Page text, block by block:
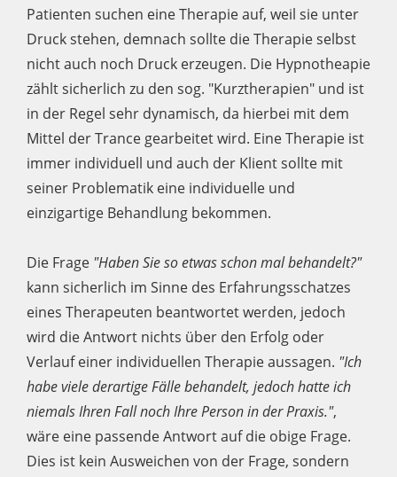
Patienten suchen eine Therapie auf, weil sie unter
Druck stehen, demnach sollte die Therapie selbst
nicht auch noch Druck erzeugen. Die Hypnotheapie
zählt sicherlich zu den sog. "Kurztherapien" und ist
in der Regel sehr dynamisch, da hierbei mit dem
Mittel der Trance gearbeitet wird. Eine Therapie ist
immer individuell und auch der Klient sollte mit
seiner Problematik eine individuelle und
einzigartige Behandlung bekommen.
Die Frage "Haben Sie so etwas schon mal behandelt?"
kann sicherlich im Sinne des Erfahrungsschatzes
eines Therapeuten beantwortet werden, jedoch
wird die Antwort nichts über den Erfolg oder
Verlauf einer individuellen Therapie aussagen. "Ich
habe viele derartige Fälle behandelt, jedoch hatte ich
niemals Ihren Fall noch Ihre Person in der Praxis.",
wäre eine passende Antwort auf die obige Frage.
Dies ist kein Ausweichen von der Frage, sondern